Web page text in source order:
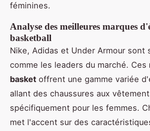
féminines.
Analyse des meilleures marques
basketball
Nike, Adidas et Under Armour sont
comme les leaders du marché. Ces
basket offrent une gamme variée
allant des chaussures aux
spécifiquement pour les femmes.
met l'accent sur des